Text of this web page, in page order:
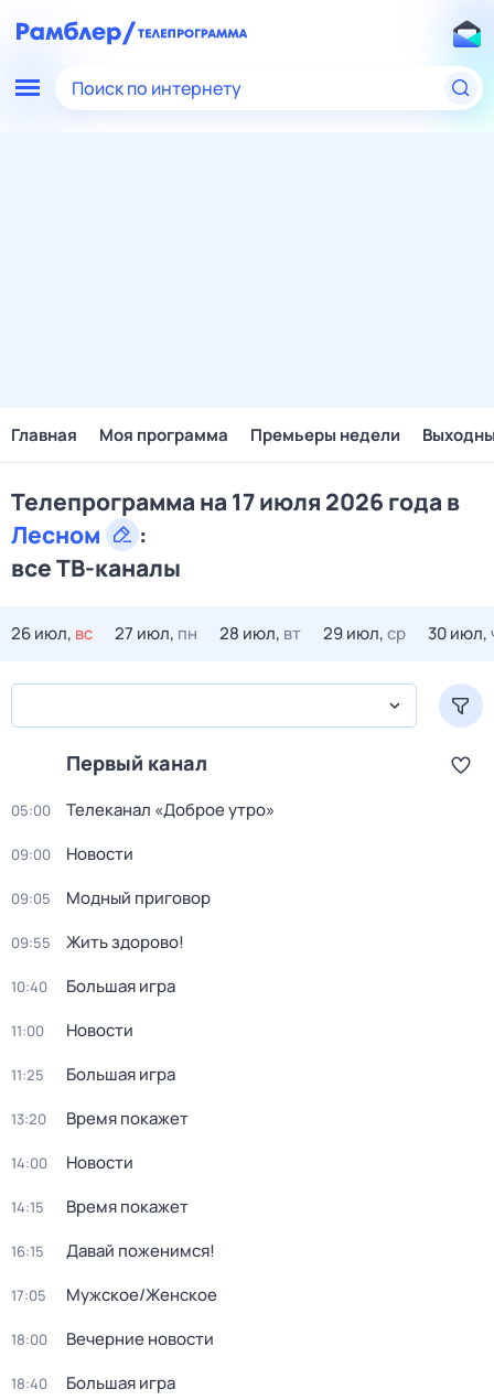
Поиск по интернету
Главная Моя программа Премьеры недели
Телепрограмма на 17 июля 2026 года в
Лесном
:
все ТВ-каналы
26 июл, вс 27 июл, пн 28 июл, вт 29 июл,ср 30 июл,
Первый канал
05:00 Телеканал «Доброе утро»
09:00 Новости
09:05 Модный приговор
09:55 Жить здорово!
10:40 Большая игра
11:00 Новости
11:25 Большая игра
13:20 Время покажет
14:00 Новости
14:15 Время покажет
16:15 Давай поженимся!
17:05 Мужское/Женское
18:00 Вечерние новости
18:40 Большая игра